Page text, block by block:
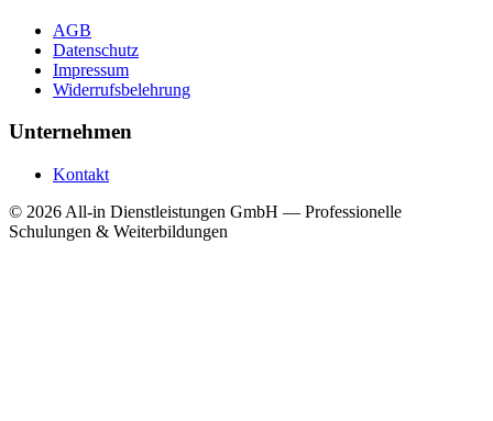
AGB
Datenschutz
Impressum
Widerrufsbelehrung
Unternehmen
Kontakt
© 2026 All-in Dienstleistungen GmbH — Professionelle
Schulungen & Weiterbildungen